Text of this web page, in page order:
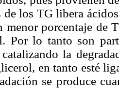
los TG libera
menor porcentaje de
Por lo tanto son
la
en tanto esté
se produce